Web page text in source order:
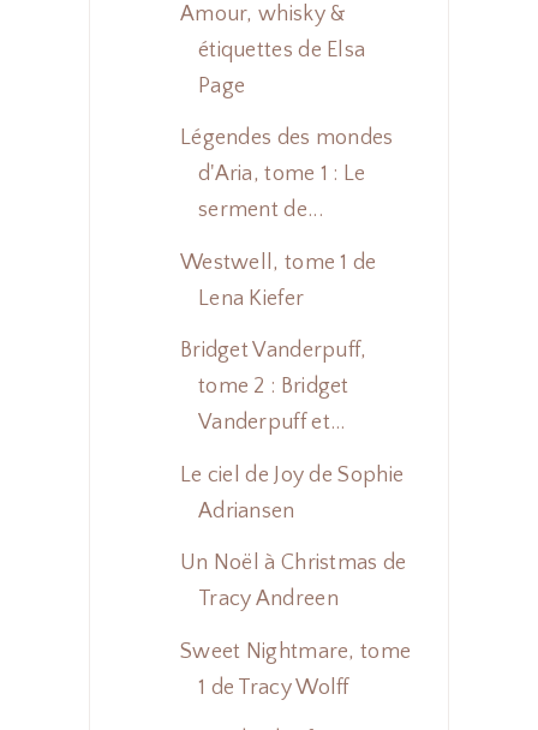
Amour, whisky &
étiquettes de Elsa
Page
Légendes des mondes
d'Aria, tome 1 : Le
serment de...
Westwell, tome 1 de
Lena Kiefer
Bridget Vanderpuff,
tome 2 : Bridget
Vanderpuff et...
Le ciel de Joy de Sophie
Adriansen
Un Noël à Christmas de
Tracy Andreen
Sweet Nightmare, tome
1 de Tracy Wolff